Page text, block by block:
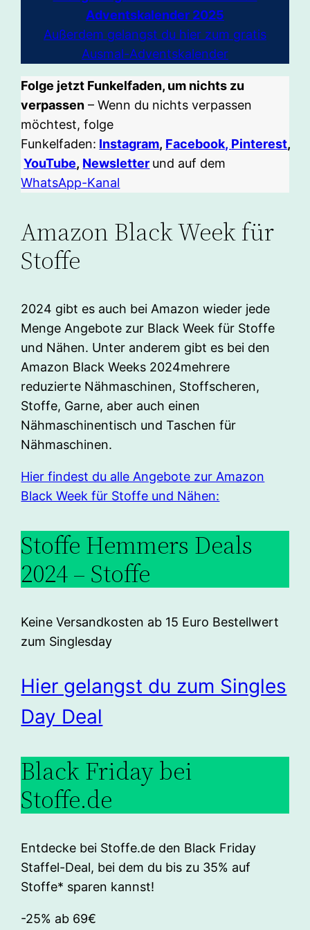
Adventskalender 2025
Außerdem gelangst du hier zum gratis
Ausmal-Adventskalender
Folge jetzt Funkelfaden, um nichts zu
verpassen – Wenn du nichts verpassen
möchtest, folge
Funkelfaden: Instagram, Facebook, Pinterest,
YouTube, Newsletter und auf dem
WhatsApp-Kanal
Amazon Black Week für
Stoffe
2024 gibt es auch bei Amazon wieder jede
Menge Angebote zur Black Week für Stoffe
und Nähen. Unter anderem gibt es bei den
Amazon Black Weeks 2024mehrere
reduzierte Nähmaschinen, Stoffscheren,
Stoffe, Garne, aber auch einen
Nähmaschinentisch und Taschen für
Nähmaschinen.
Hier findest du alle Angebote zur Amazon
Black Week für Stoffe und Nähen:
Stoffe Hemmers Deals
2024 – Stoffe
Keine Versandkosten ab 15 Euro Bestellwert
zum Singlesday
Hier gelangst du zum Singles
Day Deal
Black Friday bei
Stoffe.de
Entdecke bei Stoffe.de den Black Friday
Staffel-Deal, bei dem du bis zu 35% auf
Stoffe* sparen kannst!
-25% ab 69€